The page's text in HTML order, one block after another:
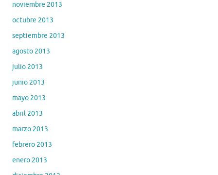
noviembre 2013
octubre 2013
septiembre 2013
agosto 2013
julio 2013
junio 2013
mayo 2013
abril 2013
marzo 2013
febrero 2013
enero 2013